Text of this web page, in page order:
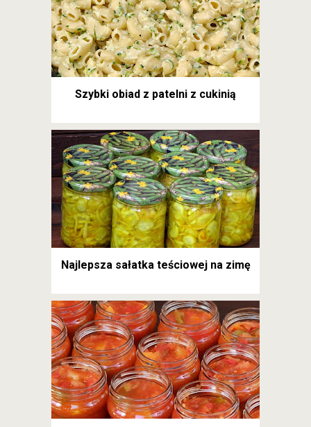
Szybki obiad z patelni z cukinią
Najlepsza sałatka teściowej na zimę